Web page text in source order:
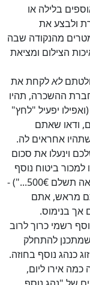
בלילה או
ולבצע את
מהנקודה שבה
הצילום ומציאת
לאלקחת את
ההשכרה, תהיו
יפעיל "לחץ"
ודאו שאתם
אחראים לה.
וינעלו את סכום
למכור ביטוח נוסף
("אבל אם תשבר מראה תשלם 500€...") -
מראש, אתם
אך בנימוס.
רשמי כרוך לרוב
להתחלק
כנהג נוסף בחוזה.
כמה אירו ליום,